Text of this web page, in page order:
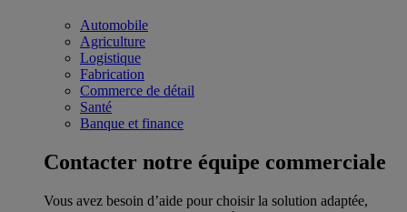
Automobile
Agriculture
Logistique
Fabrication
Commerce de détail
Santé
Banque et finance
Contacter notre équipe commerciale
Vous avez besoin d’aide pour choisir la solution adaptée,